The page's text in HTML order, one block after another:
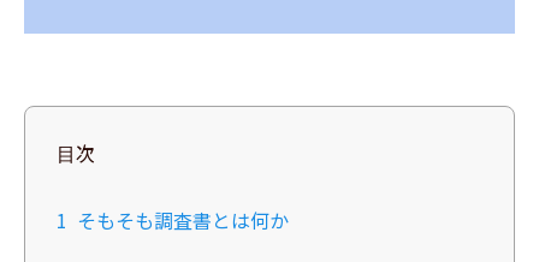
目次
1 そもそも調査書とは何か